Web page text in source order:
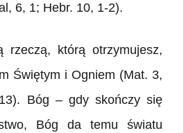
6, 1; Hebr. 10, 1-2).
rzeczą, którą otrzymujesz,
Świętym i Ogniem (Mat. 3,
Bóg – gdy skończy się
Bóg da temu światu